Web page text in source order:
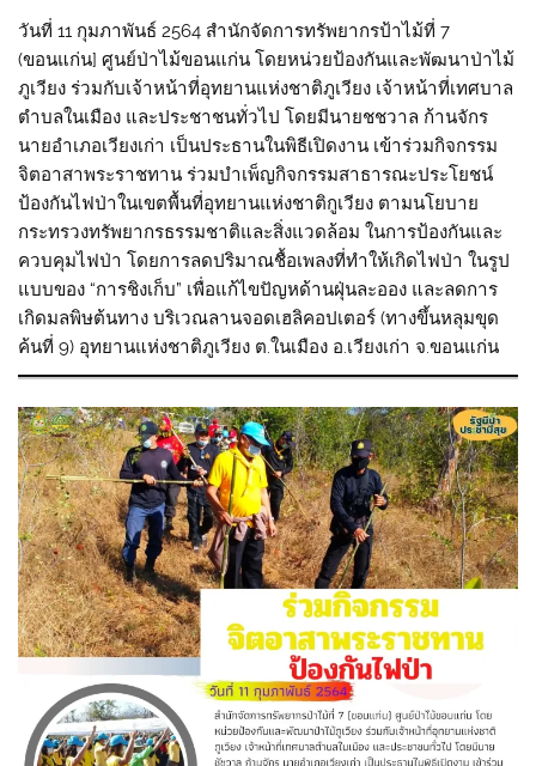
วันที่ 11 กุมภาพันธ์ 2564 สำนักจัดการทรัพยากรป้าไม้ที่ 7
(ขอนแก่น] ศูนย์ป่าไม้ขอนแก่น โดยหน่วยป้องกันและพัฒนาป่าไม้
ภูเวียง ร่วมกับเจ้าหน้าที่อุทยานแห่งชาติภูเวียง เจ้าหน้าที่เทศบาล
ตำบลในเมือง และประชาชนทั่วไป โดยมีนายชชวาล ก้านจักร
นายอำเภอเวียงเก่า เป็นประธานในพิธีเปิดงาน เข้าร่วมกิจกรรม
จิตอาสาพระราชทาน ร่วมบำเพ็ญกิจกรรมสาธารณะประโยชน์
ป้องกันไฟป่าในเขตพื้นที่อุทยานแห่งชาติกูเวียง ตามนโยบาย
กระทรวงทรัพยากรธรรมชาติและสิ่งแวดล้อม ในการป้องกันและ
ควบคุมไฟป่า โดยการลดปริมาณชื้อเพลงที่ทำให้เกิดไฟป่า ในรูป
แบบของ “การชิงเก็บ” เพื่อแก้ไขปัญหด้านฝุ่นละออง และลดการ
เกิดมลพิษต้นทาง บริเวณลานจอดเฮลิคอปเตอร์ (ทางขึ้นหลุมขุด
ค้นที่ 9) อุทยานแห่งชาติภูเวียง ต.ในเมือง อ.เวียงเก่า จ.ขอนแก่น